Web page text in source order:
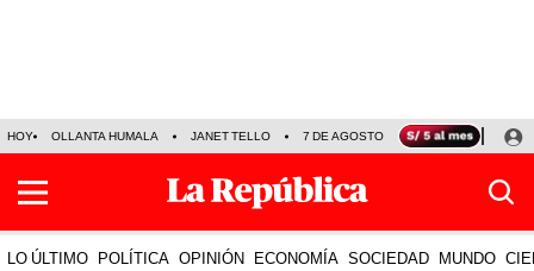
HOY OLLANTA HUMALA JANET TELLO 7 DE AGOSTO TINKA RESULTADOS
LO ÚLTIMO POLÍTICA OPINIÓN ECONOMÍA SOCIEDAD MUNDO